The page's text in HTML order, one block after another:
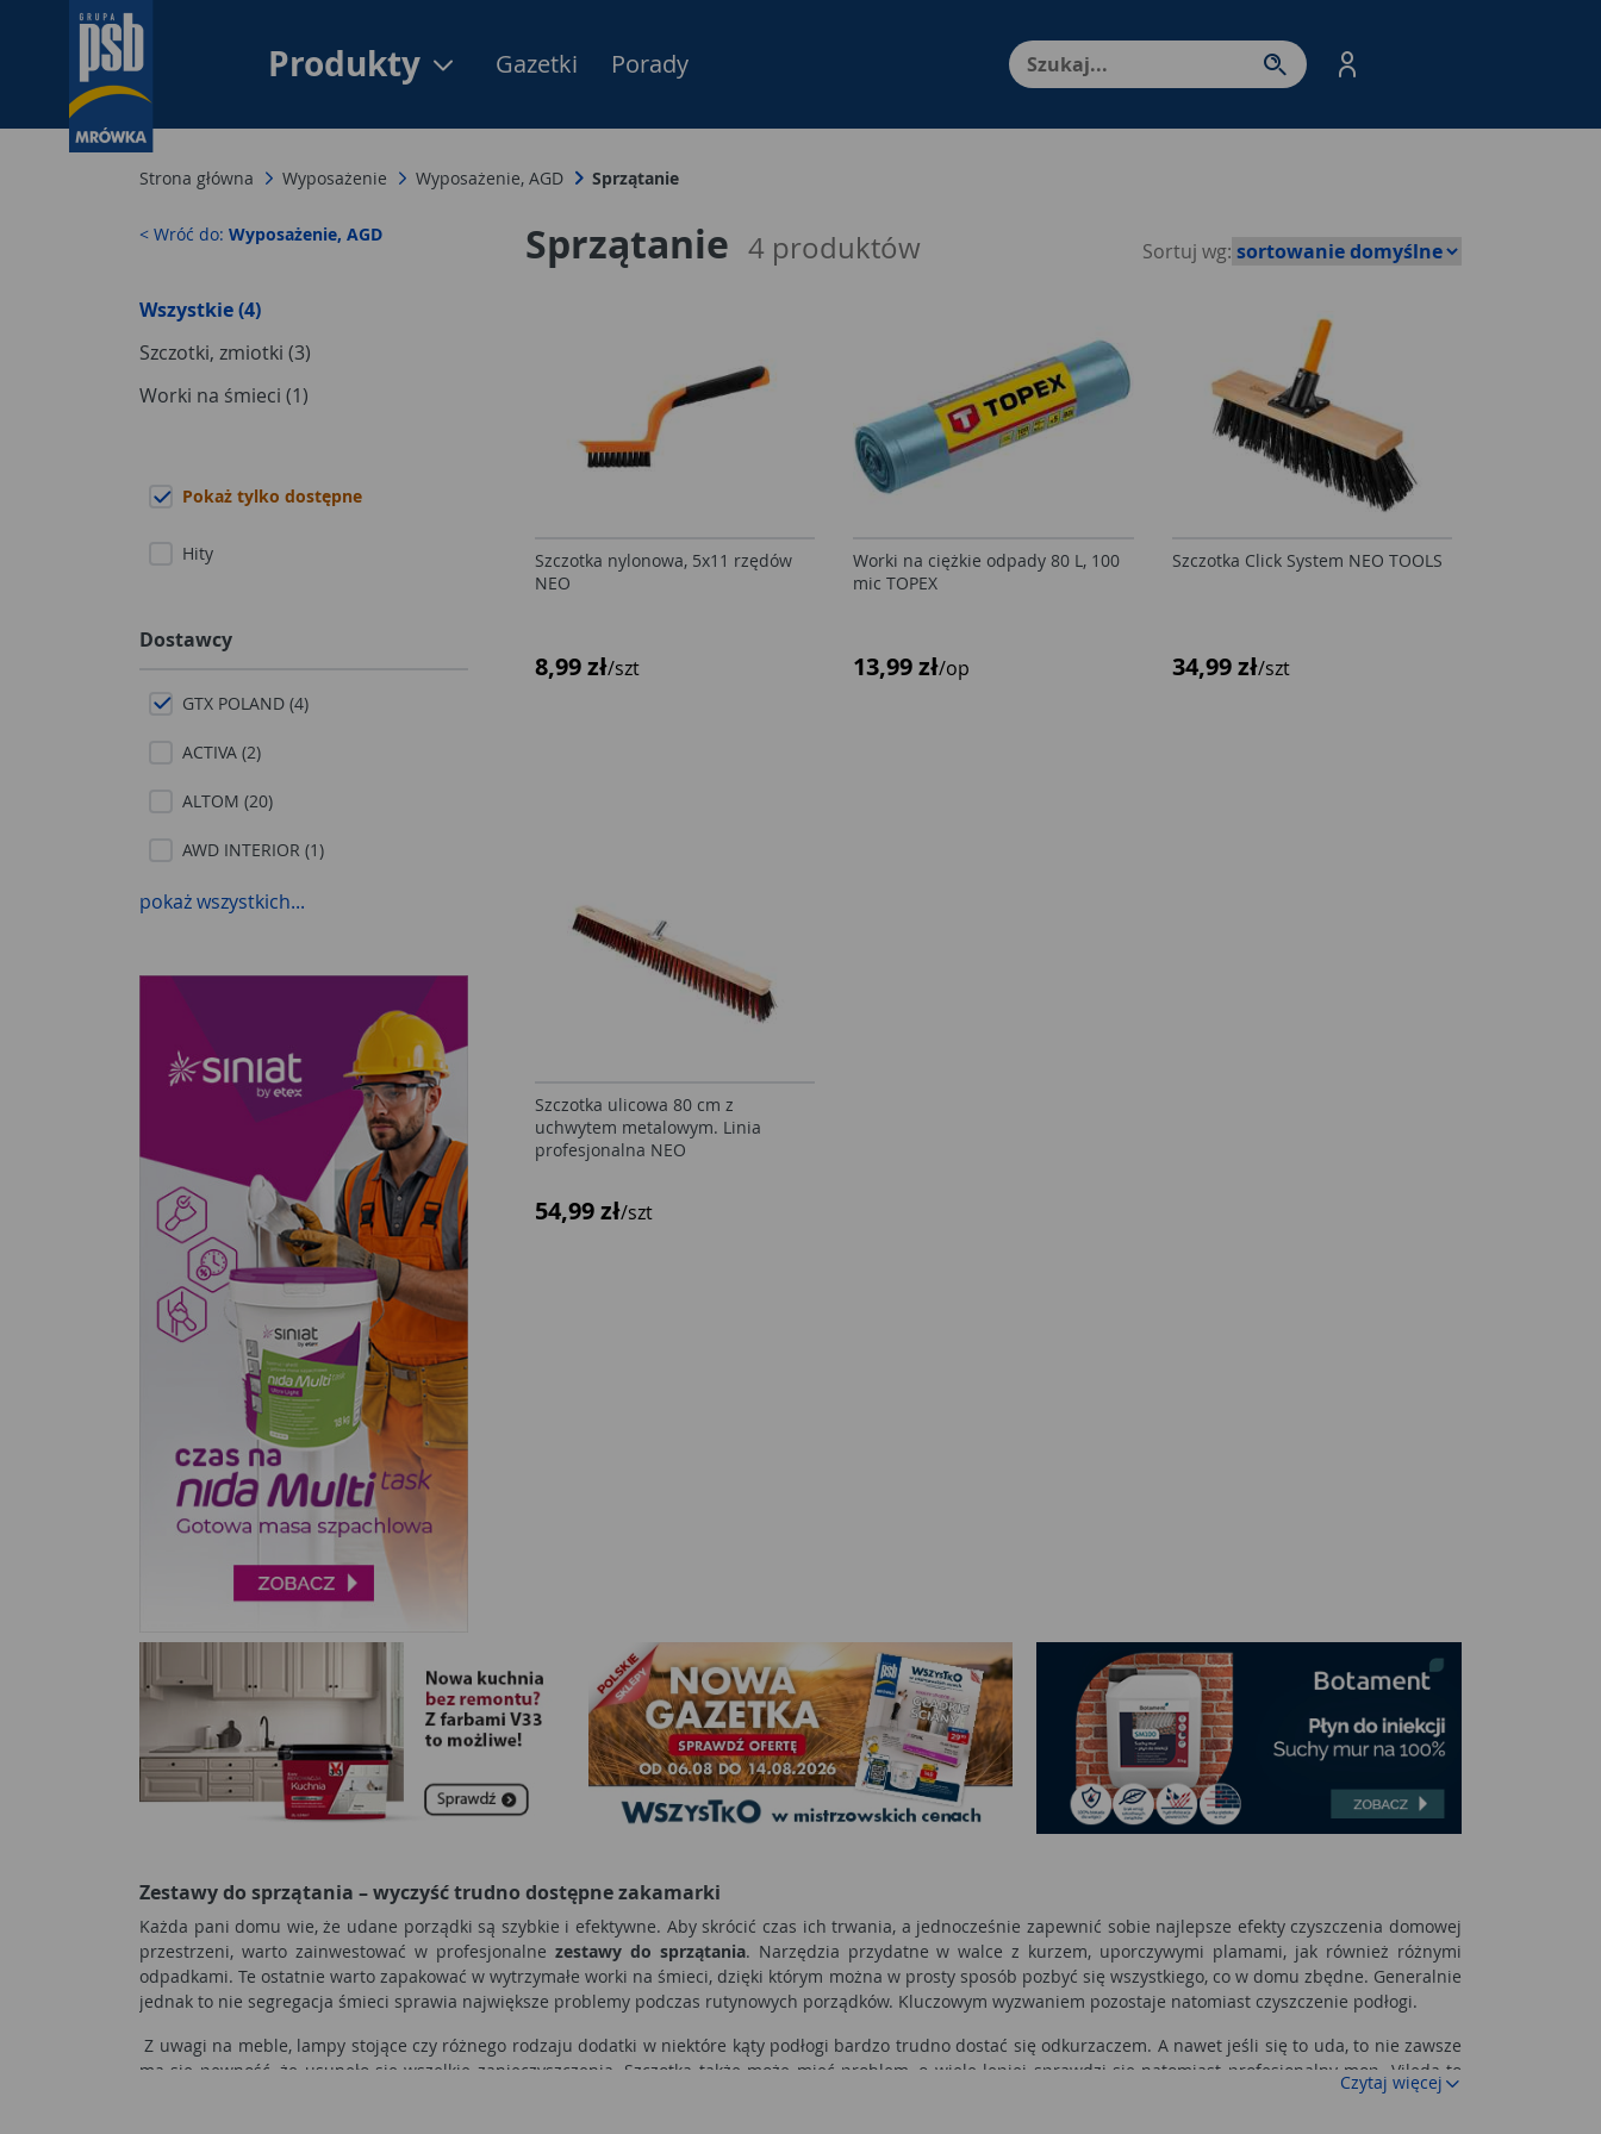
Produkty Menu Produktów, nawigacja: Enter - przejdź do strony produktów. Spacja – otwórz/
Gazetki Porady
Strona główna Wyposażenie Wyposażenie, AGD Sprzątanie
< Wróć do: Wyposażenie, AGD
Wszystkie (4)
Szczotki, zmiotki (3)
Worki na śmieci (1)
Pokaż tylko dostępne
Hity
Dostawcy
GTX POLAND (4)
ACTIVA (2)
ALTOM (20)
AWD INTERIOR (1)
BROWIN (8)
COMENSAL (3)
DAJAR (126)
DEGET (1)
DUSCHY (1)
FISKARS (12)
FLORALAND (3)
FLORENTYNA (71)
FORTE PLUS (33)
GALICJA (19)
JAKO-HURT (2)
LAGUZ (56)
LANDMANN (1)
MAPA SPONTEX (71)
POLITAN (14)
PROFIX (20)
RAVI (339)
RIM KOWALCZYK (9)
pokaż wszystkich...
Sprzątanie 4 produktów Sortuj wg:
Szczotka nylonowa, 5x11 rzędów
NEO
8,99 zł/szt
Worki na ciężkie odpady 80 L, 100
mic TOPEX
13,99 zł/op
Szczotka Click System NEO TOOLS
34,99 zł/szt
Szczotka ulicowa 80 cm z
uchwytem metalowym. Linia
profesjonalna NEO
54,99 zł/szt
Zestawy do sprzątania – wyczyść trudno dostępne zakamarki
Każda pani domu wie, że udane porządki są szybkie i efektywne. Aby skrócić czas ich trwania, a jednocześnie zapewnić sobie najlepsze efekty czyszczenia domowej
przestrzeni, warto zainwestować w profesjonalne zestawy do sprzątania. Narzędzia przydatne w walce z kurzem, uporczywymi plamami, jak również różnymi
odpadkami. Te ostatnie warto zapakować w wytrzymałe worki na śmieci, dzięki którym można w prosty sposób pozbyć się wszystkiego, co w domu zbędne. Generalnie
jednak to nie segregacja śmieci sprawia największe problemy podczas rutynowych porządków. Kluczowym wyzwaniem pozostaje natomiast czyszczenie podłogi.
Z uwagi na meble, lampy stojące czy różnego rodzaju dodatki w niektóre kąty podłogi bardzo trudno dostać się odkurzaczem. A nawet jeśli się to uda, to nie zawsze
ma się pewność, że usunęło się wszelkie zanieczyszczenia. Szczotka także może mieć problem, o wiele lepiej sprawdzi się natomiast profesjonalny mop. Vileda to
producent, który swoim klientom oferuje bardzo różne rozwiązania. Poza tradycyjnymi mopami w jego ofercie znajdują się również te obrotowe, a nawet elektryczne.
Czytaj więcej